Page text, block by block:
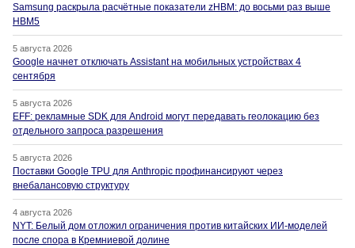
Samsung раскрыла расчётные показатели zHBM: до восьми раз выше
HBM5
5 августа 2026
Google начнет отключать Assistant на мобильных устройствах 4
сентября
5 августа 2026
EFF: рекламные SDK для Android могут передавать геолокацию без
отдельного запроса разрешения
5 августа 2026
Поставки Google TPU для Anthropic профинансируют через
внебалансовую структуру
4 августа 2026
NYT: Белый дом отложил ограничения против китайских ИИ-моделей
после спора в Кремниевой долине